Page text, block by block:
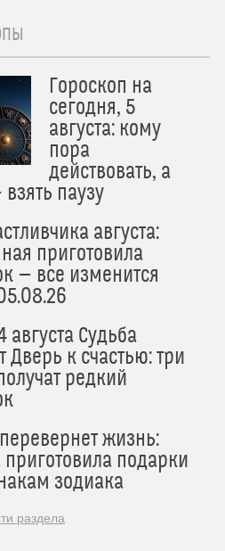
Гороскоп на
сегодня, 5
августа: кому
пора
действовать, а
паузу
августа:
приготовила
— все изменится
августа Судьба
Дверь к счастью: три
редкий
жизнь:
приготовила подарки
зодиака
раздела